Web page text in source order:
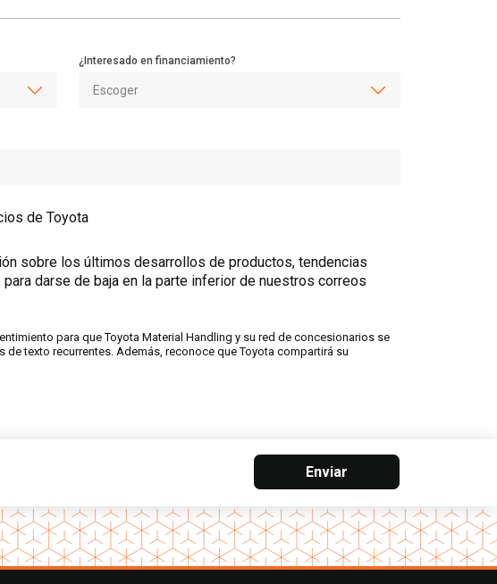
¿Interesado en financiamiento?
de Toyota
sobre los últimos desarrollos de productos, tendencias
darse de baja en la parte inferior de nuestros correos
para que Toyota Material Handling y su red de concesionarios se
texto recurrentes. Además, reconoce que Toyota compartirá su
Enviar